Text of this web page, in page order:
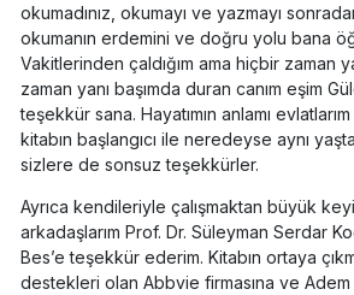
okumadınız, okumayı ve yazmayı
okumanın erdemini ve doğru yolu bana
Vakitlerinden çaldığım ama hiçbir zaman
zaman yanı başımda duran canım eşim
teşekkür sana. Hayatımın anlamı
kitabın başlangıcı ile neredeyse aynı
sizlere de sonsuz teşekkürler.
Ayrıca kendileriyle çalışmaktan büyük
arkadaşlarım Prof. Dr. Süleyman Serdar
Bes’e teşekkür ederim. Kitabın ortaya
destekleri olan Abbvie firmasına ve Adem